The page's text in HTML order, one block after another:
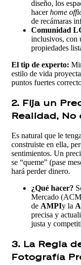
diseño, los
hacerhome
de recámaras
Comunidad
inclusivos, con
propiedades
El tip de experto:
estilo de vida
puntos fuertes
2. Fija un
Realidad,
Es natural que le
construiste en ella,
sentimientos. Un
se “queme” (pase
hará perder dinero.
¿Qué hacer?
Mercado
de AMPIy la
precisa y
justa y
3. La Regla
Fotografía